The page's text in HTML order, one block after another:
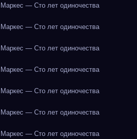
Маркес — Сто лет одиночества
Маркес — Сто лет одиночества
Маркес — Сто лет одиночества
Маркес — Сто лет одиночества
Маркес — Сто лет одиночества
Маркес — Сто лет одиночества
Маркес — Сто лет одиночества